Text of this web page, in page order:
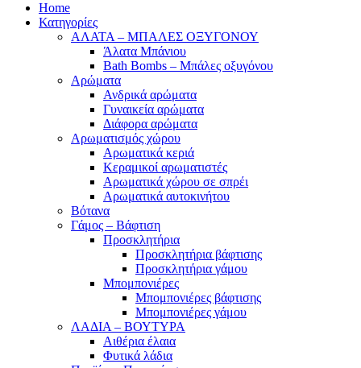
Home
Κατηγορίες
ΑΛΑΤΑ – ΜΠΑΛΕΣ ΟΞΥΓΟΝΟΥ
Άλατα Μπάνιου
Bath Bombs – Μπάλες οξυγόνου
Αρώματα
Ανδρικά αρώματα
Γυναικεία αρώματα
Διάφορα αρώματα
Αρωματισμός χώρου
Αρωματικά κεριά
Kεραμικοί αρωματιστές
Αρωματικά χώρου σε σπρέι
Aρωματικά αυτοκινήτου
Βότανα
Γάμος – Βάφτιση
Προσκλητήρια
Προσκλητήρια βάφτισης
Προσκλητήρια γάμου
Μπομπονιέρες
Μπομπονιέρες βάφτισης
Μπομπονιέρες γάμου
ΛΑΔΙΑ – ΒΟΥΤΥΡΑ
Αιθέρια έλαια
Φυτικά λάδια